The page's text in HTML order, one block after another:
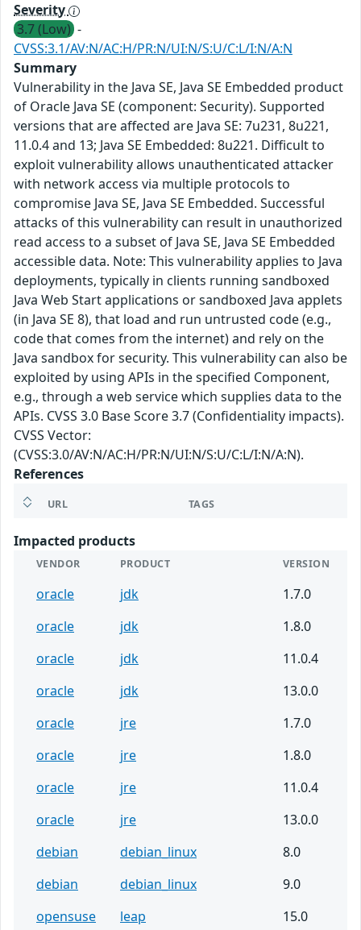
Severity
3.7 (Low) -
CVSS:3.1/AV:N/AC:H/PR:N/UI:N/S:U/C:L/I:N/A:N
Summary
Vulnerability in the Java SE, Java SE Embedded product
of Oracle Java SE (component: Security). Supported
versions that are affected are Java SE: 7u231, 8u221,
11.0.4 and 13; Java SE Embedded: 8u221. Difficult to
exploit vulnerability allows unauthenticated attacker
with network access via multiple protocols to
compromise Java SE, Java SE Embedded. Successful
attacks of this vulnerability can result in unauthorized
read access to a subset of Java SE, Java SE Embedded
accessible data. Note: This vulnerability applies to Java
deployments, typically in clients running sandboxed
Java Web Start applications or sandboxed Java applets
(in Java SE 8), that load and run untrusted code (e.g.,
code that comes from the internet) and rely on the
Java sandbox for security. This vulnerability can also be
exploited by using APIs in the specified Component,
e.g., through a web service which supplies data to the
APIs. CVSS 3.0 Base Score 3.7 (Confidentiality impacts).
CVSS Vector:
(CVSS:3.0/AV:N/AC:H/PR:N/UI:N/S:U/C:L/I:N/A:N).
References
URL TAGS
Impacted products
VENDOR PRODUCT VERSION
oracle jdk
1.7.0
oracle
jdk
1.8.0
oracle
jdk
11.0.4
oracle
jdk
13.0.0
oracle
jre
1.7.0
oracle
jre
1.8.0
oracle
jre
11.0.4
oracle
jre
13.0.0
debian
debian_linux
8.0
debian
debian_linux
9.0
opensuse
leap
15.0